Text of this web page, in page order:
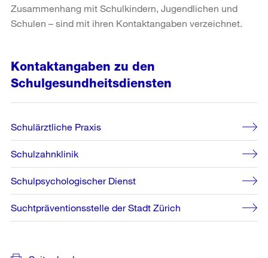
Zusammenhang mit Schulkindern, Jugendlichen und
Schulen – sind mit ihren Kontaktangaben verzeichnet.
Kontaktangaben zu den
Schulgesundheitsdiensten
Schulärztliche Praxis
Schulzahnklinik
Schulpsychologischer Dienst
Suchtpräventionsstelle der Stadt Zürich